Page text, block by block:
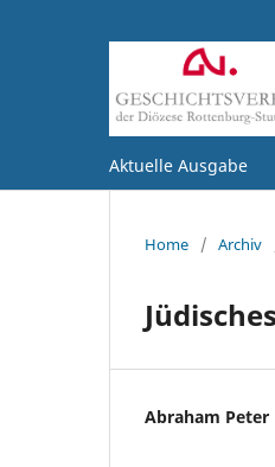
Aktuelle Ausgabe
Home / Archiv
Abraham